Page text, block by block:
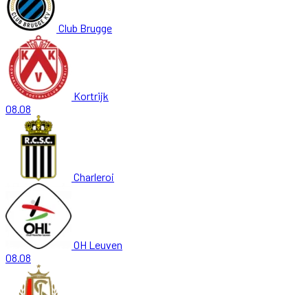
Club Brugge
Kortrijk
08.08
Charleroi
OH Leuven
08.08